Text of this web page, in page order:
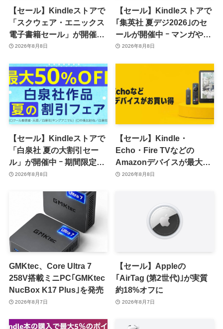
【セール】Kindleストアで
「スクウェア・エニックス
電子書籍セール」が開催中
ｰ コミックやゲーム関連書
2026年8月8日
【セール】Kindleストアで
｢集英社 夏デジ2026｣のセ
ールが開催中 ｰ マンガや写
真集など1,000冊以上が
2026年8月8日
【セール】Kindleストアで
「白泉社 夏の大割引セー
ル」が開催中 ｰ 期間限定
70％オフや全巻50％オフな
2026年8月8日
【セール】Kindle・
Echo・Fire TVなどの
Amazonデバイスが最大
31%オフに
2026年8月8日
GMKtec、Core Ultra 7
258V搭載ミニPC｢GMKtec
NucBox K17 Plus｣を発売
2026年8月7日
【セール】Appleの
｢AirTag (第2世代)｣が実質
約18%オフに
2026年8月7日